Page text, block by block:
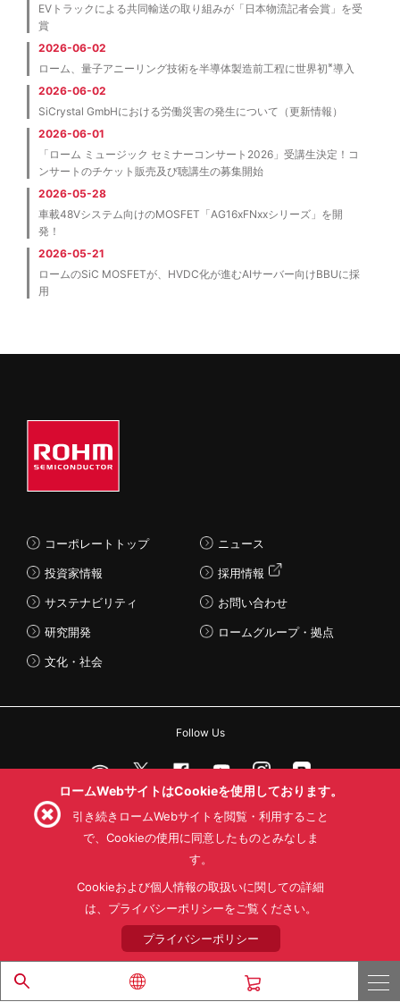
EVトラックによる共同輸送の取り組みが「日本物流記者会賞」を受
賞
2026-06-02
ローム、量子アニーリング技術を半導体製造前工程に世界初※導入
2026-06-02
SiCrystal GmbHにおける労働災害の発生について（更新情報）
2026-06-01
「ローム ミュージック セミナーコンサート2026」受講生決定！コ
ンサートのチケット販売及び聴講生の募集開始
2026-05-28
車載48Vシステム向けのMOSFET「AG16xFNxxシリーズ」を開
発！
2026-05-21
ロームのSiC MOSFETが、HVDC化が進むAIサーバー向けBBUに採
用
コーポレートトップ
投資家情報
サステナビリティ
研究開発
文化・社会
ニュース
採用情報
お問い合わせ
ロームグループ・拠点
Follow Us
利用規約 利用目的
SNS利用規約
プライバシーポリシー
サイトマップ
ローム製品の販売に関する標準契約条件書(PDF)
© 1997 - 2026 ROHM CO., LTD. ALL RIGHTS RESERVED.
ロームWebサイトはCookieを使用しております。
引き続きロームWebサイトを閲覧・利用すること
で、Cookieの使用に同意したものとみなしま
す。
Cookieおよび個人情報の取扱いに関しての詳細
は、プライバシーポリシーをご覧ください。
プライバシーポリシー